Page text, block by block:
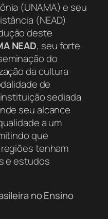
(UNAMA) e seu
(NEAD)
deste
NEAD, seu forte
do
da cultura
de
sediada
seu alcance
a um
que
tenham
e estudos
no Ensino